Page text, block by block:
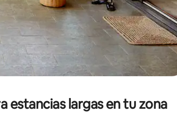
estancias largas en tu zona